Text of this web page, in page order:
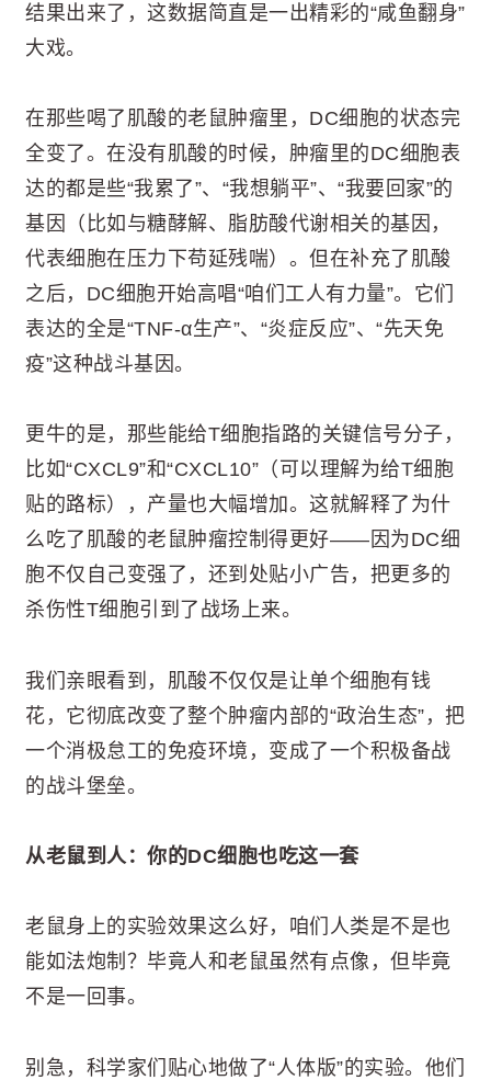
结果出来了，这数据简直是一出精彩的“咸鱼翻身”
大戏。
在那些喝了肌酸的老鼠肿瘤里，DC细胞的状态完
全变了。在没有肌酸的时候，肿瘤里的DC细胞表
达的都是些“我累了”、“我想躺平”、“我要回家”的
基因（比如与糖酵解、脂肪酸代谢相关的基因，
代表细胞在压力下苟延残喘）。但在补充了肌酸
之后，DC细胞开始高唱“咱们工人有力量”。它们
表达的全是“TNF-α生产”、“炎症反应”、“先天免
疫”这种战斗基因。
更牛的是，那些能给T细胞指路的关键信号分子，
比如“CXCL9”和“CXCL10”（可以理解为给T细胞
贴的路标），产量也大幅增加。这就解释了为什
么吃了肌酸的老鼠肿瘤控制得更好——因为DC细
胞不仅自己变强了，还到处贴小广告，把更多的
杀伤性T细胞引到了战场上来。
我们亲眼看到，肌酸不仅仅是让单个细胞有钱
花，它彻底改变了整个肿瘤内部的“政治生态”，把
一个消极怠工的免疫环境，变成了一个积极备战
的战斗堡垒。
从老鼠到人：你的DC细胞也吃这一套
老鼠身上的实验效果这么好，咱们人类是不是也
能如法炮制？毕竟人和老鼠虽然有点像，但毕竟
不是一回事。
别急，科学家们贴心地做了“人体版”的实验。他们